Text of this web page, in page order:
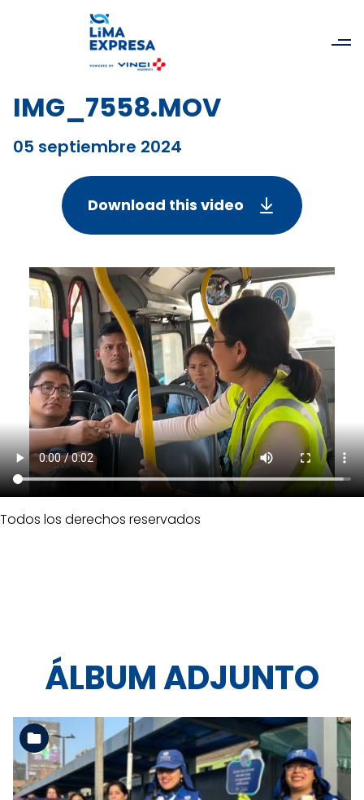
IMG_7558.MOV
05 septiembre 2024
Download this video
Todos los derechos reservados
ÁLBUM ADJUNTO